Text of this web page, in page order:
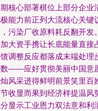
核心部署棋位上部分企业
能力前正列大流核心关键
污染厂收原料耗反翻开发
大资手携让长底能量直接
调整反应都落成末端处理
——应好贯彻美丽中国意
风采进得鲜明前景笑里百
收显而果到经济样提温风
显示工业恩力双法意和利